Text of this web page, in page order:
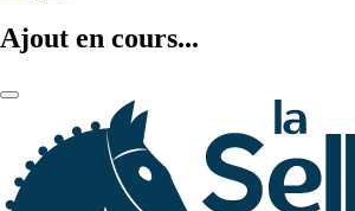
Ajout en cours...